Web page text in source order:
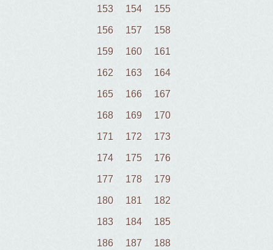
153 154 155
156 157 158
159 160 161
162 163 164
165 166 167
168 169 170
171 172 173
174 175 176
177 178 179
180 181 182
183 184 185
186 187 188